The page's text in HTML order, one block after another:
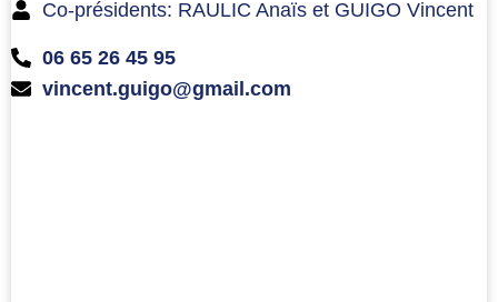
Co-présidents: RAULIC Anaïs et GUIGO Vincent
06 65 26 45 95
vincent.guigo@gmail.com